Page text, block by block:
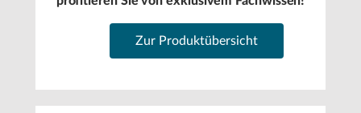
Zur Produktübersicht